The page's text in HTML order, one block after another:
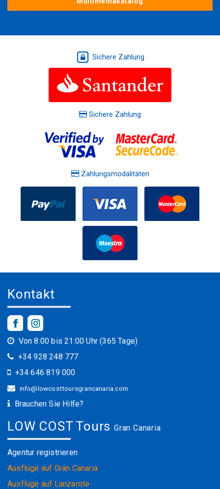
Sichere Zahlung
Sichere Zahlung
Zahlungsmodalitäten
Kontakt
Von 8:00 bis 21:00 Uhr (365 Tage)
+34 928 248 777
+34 646 819 000
info@lowcosttoursgrancanaria.com
Brauchen Sie Hilfe?
LOW COST Tours Gran Canaria
Agentur registrieren
Ausflüge auf Gran Canaria
Ausflüge auf Lanzarote